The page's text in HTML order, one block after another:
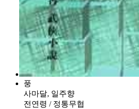
풍
사마달, 일주향
전연령 / 정통무협